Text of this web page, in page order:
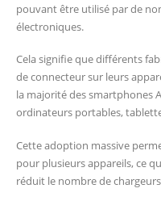
pouvant être utilisé par de
électroniques.
Cela signifie que différents
de connecteur sur leurs
la majorité des smartphones
ordinateurs portables,
Cette adoption massive
pour plusieurs appareils, ce
réduit le nombre de